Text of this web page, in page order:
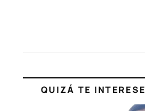
QUIZÁ TE INTERESE